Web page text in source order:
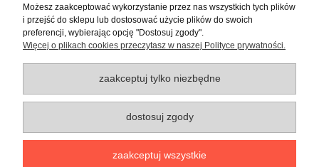
907,00 zł
zawiera 23% VAT, bez kosztów dostawy
Warunki zakupów
Moje konto
Możesz zaakceptować wykorzystanie przez nas wszystkich tych plików
i przejść do sklepu lub dostosować użycie plików do swoich
preferencji, wybierając opcję "Dostosuj zgody".
Więcej o plikach cookies przeczytasz w naszej Polityce prywatności.
zaakceptuj tylko niezbędne
dostosuj zgody
zaakceptuj wszystkie